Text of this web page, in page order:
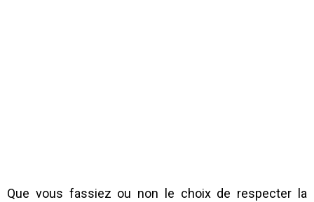
Que vous fassiez ou non le choix de respecter la